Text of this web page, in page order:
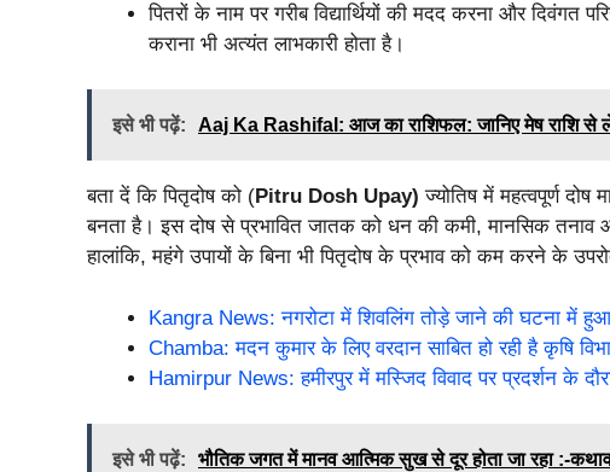
पितरों के नाम पर गरीब विद्यार्थियों की मदद करना और दिवंगत
कराना भी अत्यंत लाभकारी होता है।
इसे भी पढ़ें: Aaj Ka Rashifal: आज का राशिफल: जानिए मेष राशि से
बता दें कि पितृदोष को (Pitru Dosh Upay)ज्योतिष में महत्वपूर्ण
बनता है। इस दोष से प्रभावित जातक को धन की कमी, मानसिक तनाव
हालांकि, महंगे उपायों के बिना भी पितृदोष के प्रभाव को कम करने के
Kangra News: नगरोटा में शिवलिंग तोड़े जाने की घटना में
Chamba: मदन कुमार के लिए वरदान साबित हो रही है कृषि
Hamirpur News: हमीरपुर में मस्जिद विवाद पर प्रदर्शन के
इसे भी पढ़ें: भौतिक जगत में मानव आत्मिक सुख से दूर होता जा रहा :-